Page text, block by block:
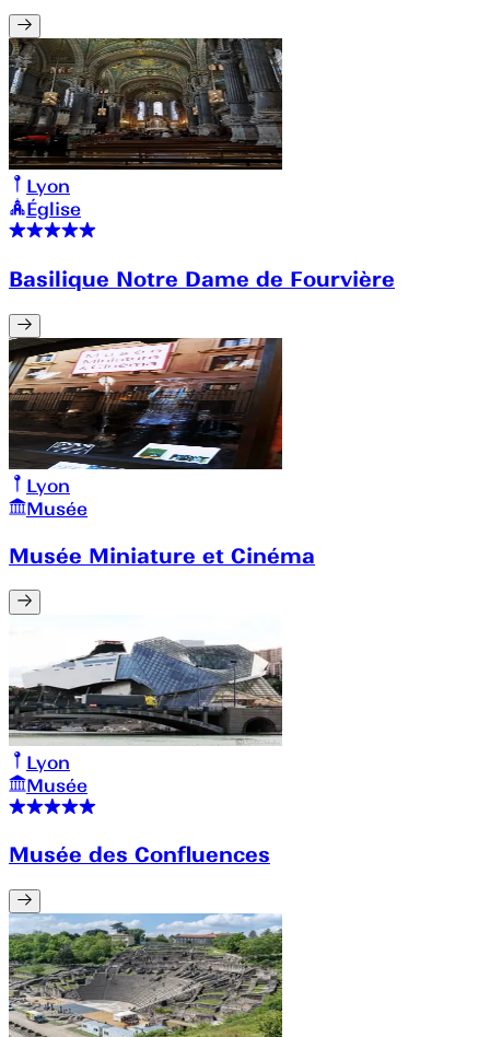
Lyon
Église
Basilique Notre Dame de Fourvière
Lyon
Musée
Musée Miniature et Cinéma
Lyon
Musée
Musée des Confluences